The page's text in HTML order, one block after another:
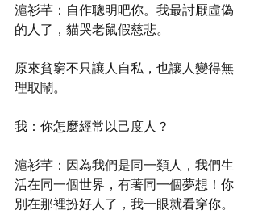
滬衫芊：自作聰明吧你。我最討厭虛偽
的人了，貓哭老鼠假慈悲。
原來貧窮不只讓人自私，也讓人變得無
理取鬧。
我：你怎麼經常以己度人？
滬衫芊：因為我們是同一類人，我們生
活在同一個世界，有著同一個夢想！你
別在那裡扮好人了，我一眼就看穿你。